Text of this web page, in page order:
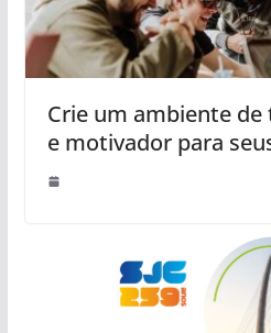
Crie um ambiente
e motivador para